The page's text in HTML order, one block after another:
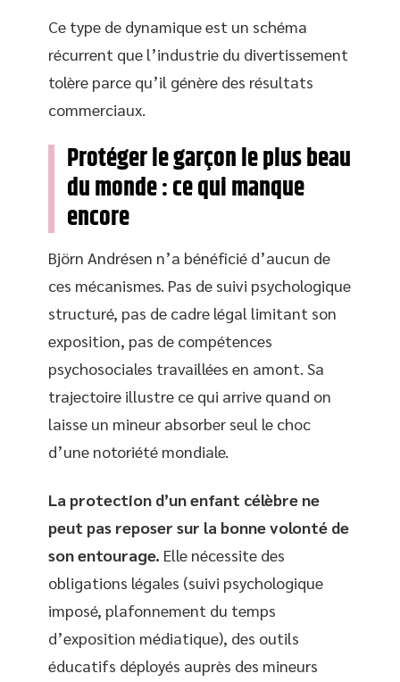
Ce type de dynamique est un schéma
récurrent que l’industrie du divertissement
tolère parce qu’il génère des résultats
commerciaux.
Protéger le garçon le plus beau
du monde : ce qui manque
encore
Björn Andrésen n’a bénéficié d’aucun de
ces mécanismes. Pas de suivi psychologique
structuré, pas de cadre légal limitant son
exposition, pas de compétences
psychosociales travaillées en amont. Sa
trajectoire illustre ce qui arrive quand on
laisse un mineur absorber seul le choc
d’une notoriété mondiale.
La protection d’un enfant célèbre ne
peut pas reposer sur la bonne volonté de
son entourage. Elle nécessite des
obligations légales (suivi psychologique
imposé, plafonnement du temps
d’exposition médiatique), des outils
éducatifs déployés auprès des mineurs